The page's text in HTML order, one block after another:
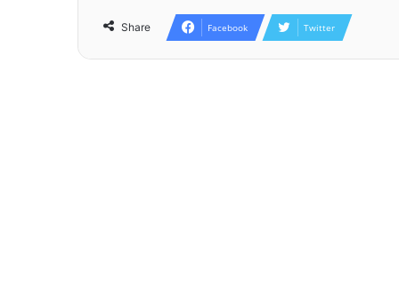
Share Facebook Twitter